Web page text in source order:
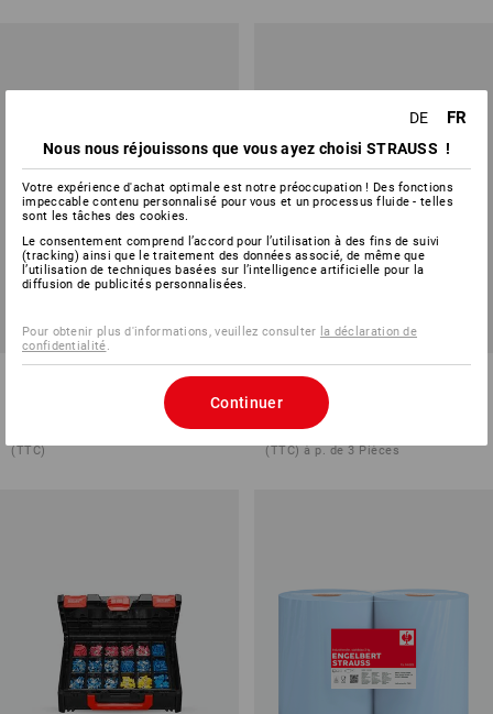
Service à couverts, 24 pièces
(TTC)
e.s. Gourde Tritan
modèles
à p. de
(TTC) à p. de 3 Pièces
DE FR
Nous nous réjouissons que vous ayez choisi STRAUSS !
Votre expérience d'achat optimale est notre préoccupation ! Des fonctions
impeccable contenu personnalisé pour vous et un processus fluide - telles
sont les tâches des cookies.
Le consentement comprend l’accord pour l’utilisation à des fins de suivi
(tracking) ainsi que le traitement des données associé, de même que
l’utilisation de techniques basées sur l’intelligence artificielle pour la
diffusion de publicités personnalisées.
Pour obtenir plus d'informations, veuillez consulter la déclaration de
confidentialité
Continuer